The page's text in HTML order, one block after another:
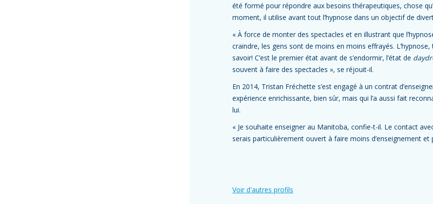
été formé pour répondre aux besoins thérapeutiques, chose
moment, il utilise avant tout l’hypnose dans un objectif de
« À force de monter des spectacles et en illustrant que
craindre, les gens sont de moins en moins effrayés.
savoir! C’est le premier état avant de s’endormir, l’état de
souvent à faire des spectacles », se réjouit-il.
En 2014, Tristan Fréchette s’est engagé à un contrat
expérience enrichissante, bien sûr, mais qui l’a aussi fait
lui.
« Je souhaite enseigner au Manitoba, confie-t-il. Le contact
serais particulièrement ouvert à faire moins d’enseignement et
Voir d'autres profils